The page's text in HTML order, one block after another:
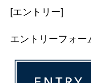
[エントリー]
エントリーフォー